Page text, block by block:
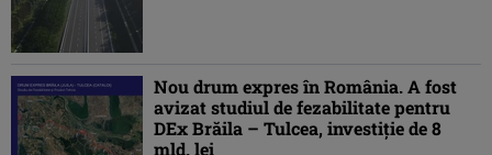
Nou drum expres în România. A fost
avizat studiul de fezabilitate pentru
DEx Brăila – Tulcea, investiție de 8
mld. lei